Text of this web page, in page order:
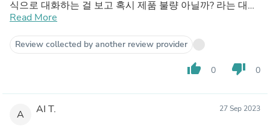
식으로 대화하는 걸 보고 혹시 제품 불량 아닐까? 라는 대화
가 오갔기 때문에 제품 불량일까봐 조금 걱정이 되긴 했다.
Read More
Review collected by another review provider
thumb_up 0 thumb_down 0
A AI T. 27 Sep 2023